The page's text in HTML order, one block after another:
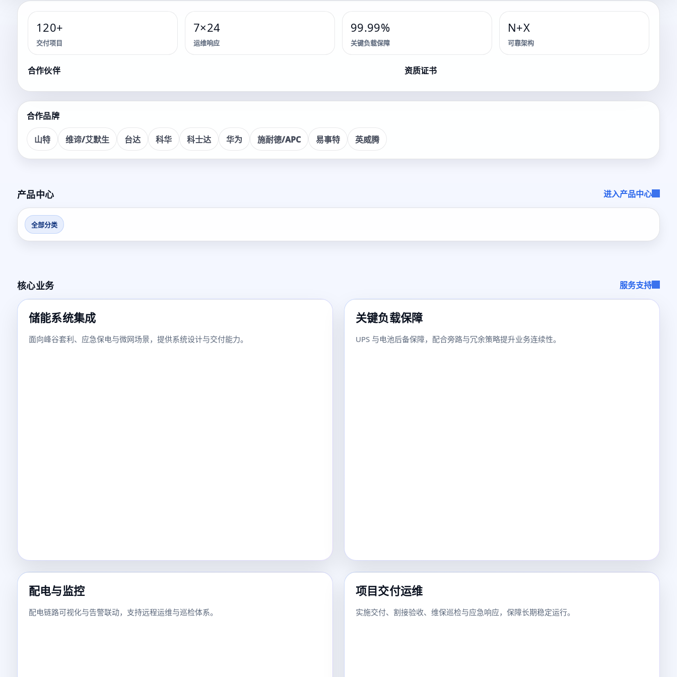
储能系统 · 关键能源保障 · 机房基础设施
关键能源保障与储能系统解决方案
面向各类关键业务场景，提供咨询、交付、运维的一体化服务。
看产品 获取方案
120+
交付项目
7×24
运维响应
99.99%
关键负载保障
N+X
可靠架构
合作伙伴 资质证书
合作品牌
山特 维谛/艾默生 台达 科华 科士达 华为 施耐德/APC 易事特 英威腾
产品中心 进入产品中心
全部分类
核心业务 服务支持
储能系统集成
面向峰谷套利、应急保电与微网场景，提供系统设计与交付能力。
关键负载保障
UPS 与电池后备保障，配合旁路与冗余策略提升业务连续性。
配电与监控
配电链路可视化与告警联动，支持远程运维与巡检体系。
项目交付运维
实施交付、割接验收、维保巡检与应急响应，保障长期稳定运行。